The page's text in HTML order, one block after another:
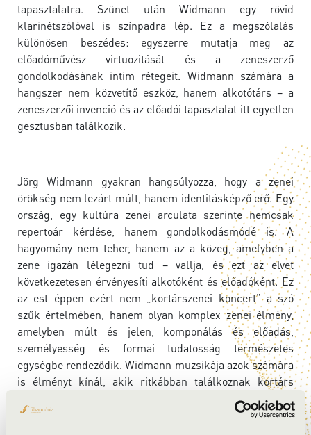
tapasztalatra. Szünet után Widmann egy rövid
klarinétszólóval is színpadra lép. Ez a megszólalás
különösen beszédes: egyszerre mutatja meg az
előadóművész virtuozitását és a zeneszerző
gondolkodásának intim rétegeit. Widmann számára a
hangszer nem közvetítő eszköz, hanem alkotótárs – a
zeneszerzői invenció és az előadói tapasztalat itt egyetlen
gesztusban találkozik.
Jörg Widmann gyakran hangsúlyozza, hogy a zenei
örökség nem lezárt múlt, hanem identitásképző erő. Egy
ország, egy kultúra zenei arculata szerinte nemcsak
repertoár kérdése, hanem gondolkodásmódé is. A
hagyomány nem teher, hanem az a közeg, amelyben a
zene igazán lélegezni tud – vallja, és ezt az elvet
következetesen érvényesíti alkotóként és előadóként. Ez
az est éppen ezért nem „kortárszenei koncert” a szó
szűk értelmében, hanem olyan komplex zenei élmény,
amelyben múlt és jelen, komponálás és előadás,
személyesség és formai tudatosság természetes
egységbe rendeződik. Widmann muzsikája azok számára
is élményt kínál, akik ritkábban találkoznak kortárs
művekkel – és különösen azoknak, akik kíváncsiak arra,
hogyan szólalhat meg ma, frissen és hitelesen az európai